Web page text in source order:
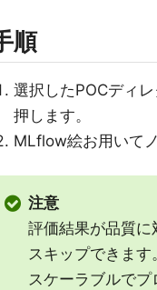
順
選択したPOCディ
押します。
MLflow絵お用いて
注意
評価結果が品質
スキップできま
スケーラブルでプ